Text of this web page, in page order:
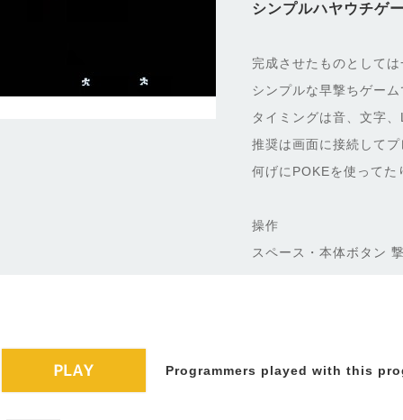
シンプルハヤウチゲ
完成させたものとして
シンプルな早撃ちゲー
タイミングは音、文字
推奨は画面に接続して
何げにPOKEを使って
操作
スペース・本体ボタン
Programmers played with this